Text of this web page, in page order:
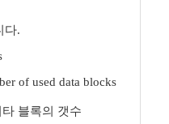
다.
of used data blocks
블록의 갯수